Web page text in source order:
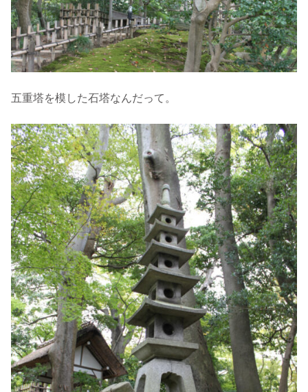
五重塔を模した石塔なんだって。